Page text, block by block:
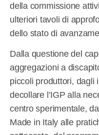
della commissione
ulteriori tavoli di
dello stato di
Dalla questione del
aggregazioni a
piccoli produttori, dagli
decollare l’IGP alla
centro sperimentale,
Made in Italy alle